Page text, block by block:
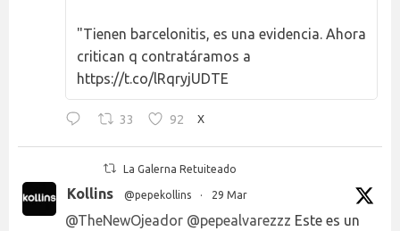
"Tienen barcelonitis, es una evidencia. Ahora
critican q contratáramos a
https://t.co/lRqryjUDTE
33 92 X
La Galerna Retuiteado
Kollins @pepekollins · 29 Mar
@TheNewOjeador @pepealvarezzz Este es un